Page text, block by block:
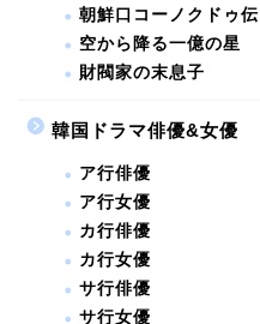
朝鮮口コーノクドゥ伝
空から降る一億の星
財閥家の末息子
韓国ドラマ俳優&女優
ア行俳優
ア行女優
カ行俳優
カ行女優
サ行俳優
サ行女優